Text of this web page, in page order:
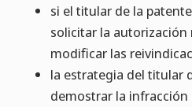
si el titular de la
solicitar la autorización
modificar las
la estrategia del titular
demostrar la infracción